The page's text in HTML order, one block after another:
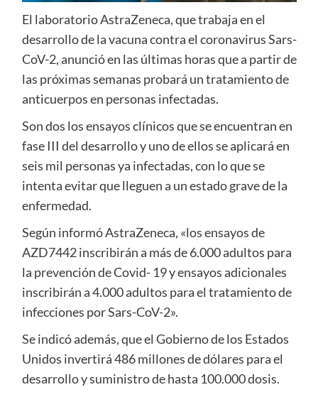
El laboratorio AstraZeneca, que trabaja en el
desarrollo de la vacuna contra el coronavirus Sars-
CoV-2, anunció en las últimas horas que a partir de
las próximas semanas probará un tratamiento de
anticuerpos en personas infectadas.
Son dos los ensayos clínicos que se encuentran en
fase III del desarrollo y uno de ellos se aplicará en
seis mil personas ya infectadas, con lo que se
intenta evitar que lleguen a un estado grave de la
enfermedad.
Según informó AstraZeneca, «los ensayos de
AZD7442 inscribirán a más de 6.000 adultos para
la prevención de Covid- 19 y ensayos adicionales
inscribirán a 4.000 adultos para el tratamiento de
infecciones por Sars-CoV-2».
Se indicó además, que el Gobierno de los Estados
Unidos invertirá 486 millones de dólares para el
desarrollo y suministro de hasta 100.000 dosis.